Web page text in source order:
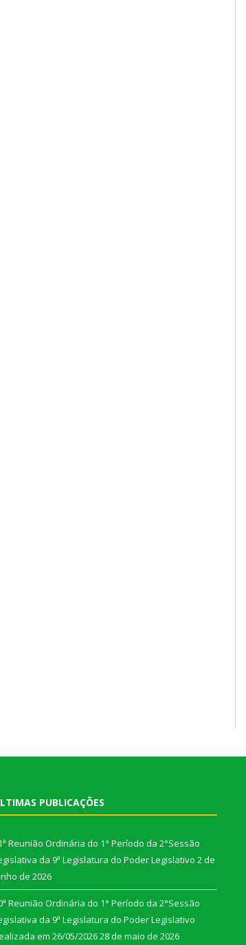
PUBLICAÇÕES
Reunião Ordinária do 1° Período da 2°Sessão
da 9ª Legislatura do Poder Legislativo 2 de
de 2026
Reunião Ordinária do 1° Período da 2°Sessão
da 9ª Legislatura do Poder Legislativo
em 26/05/202628 de maio de 2026